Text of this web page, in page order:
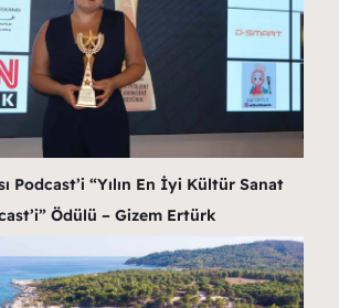
Podcast’i “Yılın En İyi Kültür Sanat
Ödülü – Gizem Ertürk